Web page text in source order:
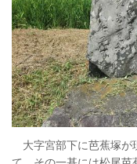
大字宮部下に芭蕉塚が